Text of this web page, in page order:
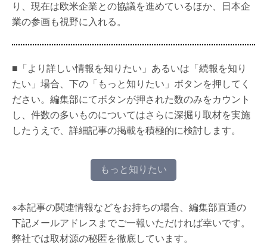
り、現在は欧米企業との協議を進めているほか、日本企
業の参画も視野に入れる。
■「より詳しい情報を知りたい」あるいは「続報を知り
たい」場合、下の「もっと知りたい」ボタンを押してく
ださい。編集部にてボタンが押された数のみをカウント
し、件数の多いものについてはさらに深掘り取材を実施
したうえで、詳細記事の掲載を積極的に検討します。
もっと知りたい
※本記事の関連情報などをお持ちの場合、編集部直通の
下記メールアドレスまでご一報いただければ幸いです。
弊社では取材源の秘匿を徹底しています。